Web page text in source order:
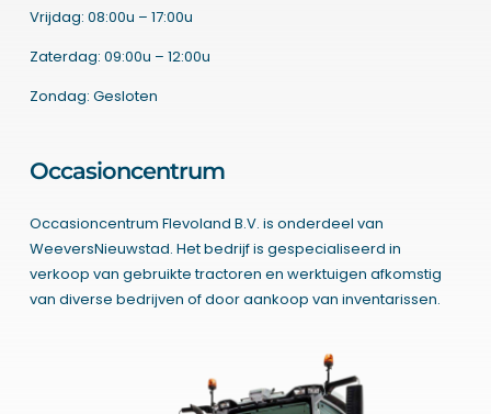
Vrijdag: 08:00u – 17:00u
Zaterdag: 09:00u – 12:00u
Zondag: Gesloten
Occasioncentrum
Occasioncentrum Flevoland B.V. is onderdeel van
WeeversNieuwstad. Het bedrijf is gespecialiseerd in
verkoop van gebruikte tractoren en werktuigen afkomstig
van diverse bedrijven of door aankoop van inventarissen.